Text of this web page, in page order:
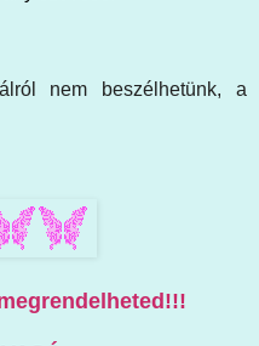
nem beszélhetünk, a